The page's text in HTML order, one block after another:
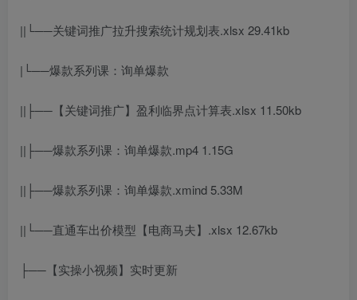
||└──关键词推广拉升搜索统计规划表.xlsx 29.41kb
|└──爆款系列课：询单爆款
||├──【关键词推广】盈利临界点计算表.xlsx 11.50kb
||├──爆款系列课：询单爆款.mp4 1.15G
||├──爆款系列课：询单爆款.xmind 5.33M
||└──直通车出价模型【电商马夫】.xlsx 12.67kb
├──【实操小视频】实时更新